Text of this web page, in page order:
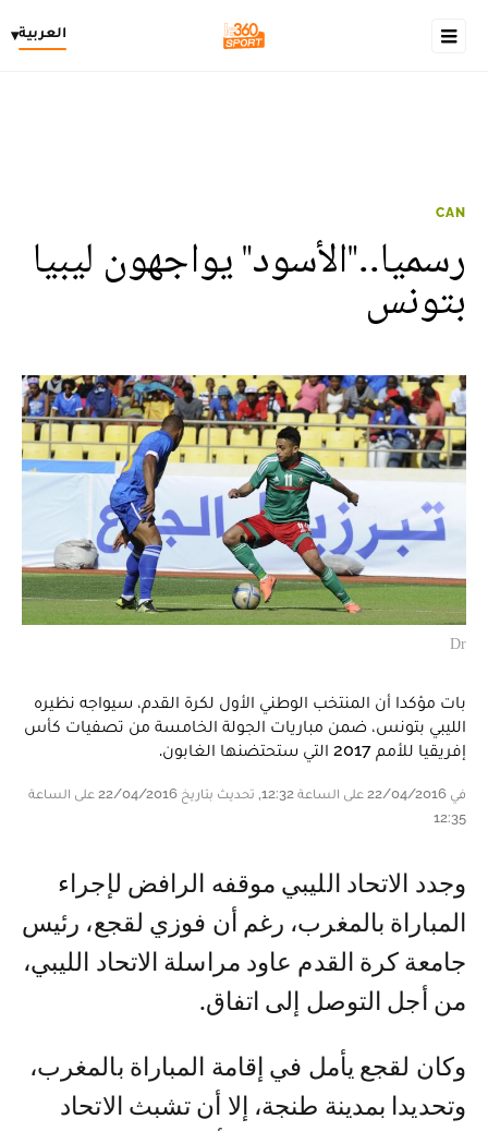
العربية▾
CAN
رسميا.."الأسود" يواجهون ليبيا
بتونس
Dr
بات مؤكدا أن المنتخب الوطني الأول لكرة القدم، سيواجه نظيره
الليبي بتونس، ضمن مباريات الجولة الخامسة من تصفيات كأس
إفريقيا للأمم 2017 التي ستحتضنها الغابون.
في 22/04/2016 على الساعة 12:32, تحديث بتاريخ 22/04/2016 على الساعة
12:35
وجدد الاتحاد الليبي موقفه الرافض لإجراء
المباراة بالمغرب، رغم أن فوزي لقجع، رئيس
جامعة كرة القدم عاود مراسلة الاتحاد الليبي،
من أجل التوصل إلى اتفاق.
وكان لقجع يأمل في إقامة المباراة بالمغرب،
وتحديدا بمدينة طنجة، إلا أن تشبث الاتحاد